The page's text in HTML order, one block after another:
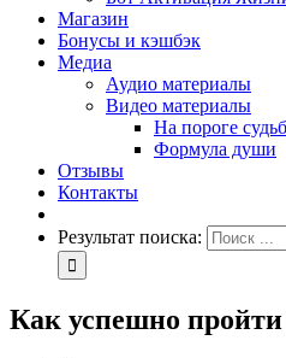
Магазин
Бонусы и кэшбэк
Медиа
Аудио материалы
Видео материалы
На пороге
Формула души
Отзывы
Контакты
Результат поиска:
Как успешно пройти